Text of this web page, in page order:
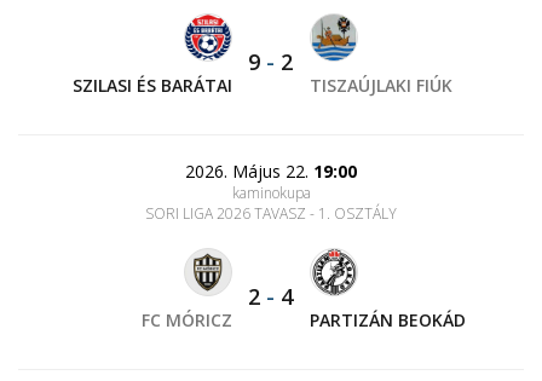
SZILASI ÉS BARÁTAI
9 - 2
TISZAÚJLAKI FIÚK
2026. Május 22. 19:00
kaminokupa
SORI LIGA 2026 TAVASZ - 1. OSZTÁLY
FC MÓRICZ
2 - 4
PARTIZÁN BEOKÁD